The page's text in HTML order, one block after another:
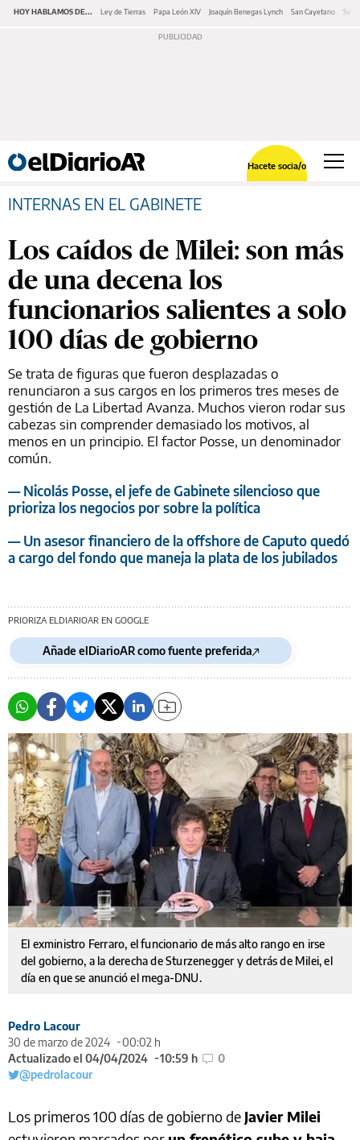
HOY HABLAMOS DE... Ley de Tierras Papa León XIV Joaquín Benegas Lynch San Cayetano
Hacete socia/o
INTERNAS EN EL GABINETE
Los caídos de Milei: son más
de una decena los
funcionarios salientes a solo
100 días de gobierno
Se trata de figuras que fueron desplazadas o
renunciaron a sus cargos en los primeros tres meses de
gestión de La Libertad Avanza. Muchos vieron rodar sus
cabezas sin comprender demasiado los motivos, al
menos en un principio. El factor Posse, un denominador
común.
— Nicolás Posse, el jefe de Gabinete silencioso que
prioriza los negocios por sobre la política
— Un asesor financiero de la offshore de Caputo quedó
a cargo del fondo que maneja la plata de los jubilados
PRIORIZA ELDIARIOAR EN GOOGLE
Añade elDiarioAR como fuente preferida
El exministro Ferraro, el funcionario de más alto rango en irse
del gobierno, a la derecha de Sturzenegger y detrás de Milei, el
día en que se anunció el mega-DNU.
Pedro Lacour
30 de marzo de 2024
00:02 h
Actualizado el 04/04/2024
10:59 h
0
@pedrolacour
Los primeros 100 días de gobierno de Javier Milei